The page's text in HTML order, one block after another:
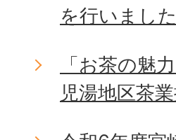
を行いました
「お茶の魅
児湯地区茶